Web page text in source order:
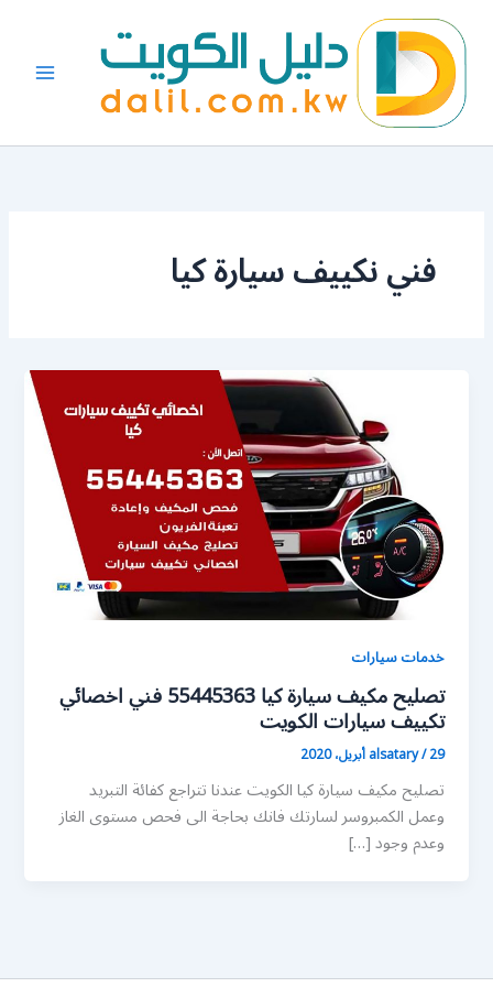
المحتوى
فني نكييف سيارة كيا
خدمات سيارات
تصليح مكيف سيارة كيا 55445363 فني اخصائي
تكييف سيارات الكويت
alsatary/29 أبريل، 2020
تصليح مكيف سيارة كيا الكويت عندنا تتراجع كفائة التبريد
وعمل الكمبروسر لسارتك فانك بحاجة الى فحص مستوى الغاز
وعدم وجود […]